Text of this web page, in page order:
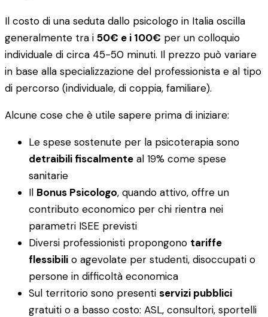
Il costo di una seduta dallo psicologo in Italia oscilla
generalmente tra i 50€ e i 100€ per un colloquio
individuale di circa 45-50 minuti. Il prezzo può variare
in base alla specializzazione del professionista e al tipo
di percorso (individuale, di coppia, familiare).
Alcune cose che è utile sapere prima di iniziare:
Le spese sostenute per la psicoterapia sono
detraibili fiscalmente al 19% come spese
sanitarie
Il Bonus Psicologo, quando attivo, offre un
contributo economico per chi rientra nei
parametri ISEE previsti
Diversi professionisti propongono tariffe
flessibili o agevolate per studenti, disoccupati o
persone in difficoltà economica
Sul territorio sono presenti servizi pubblici
gratuiti o a basso costo: ASL, consultori, sportelli